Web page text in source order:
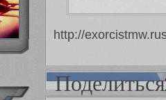
http://
Поделиться